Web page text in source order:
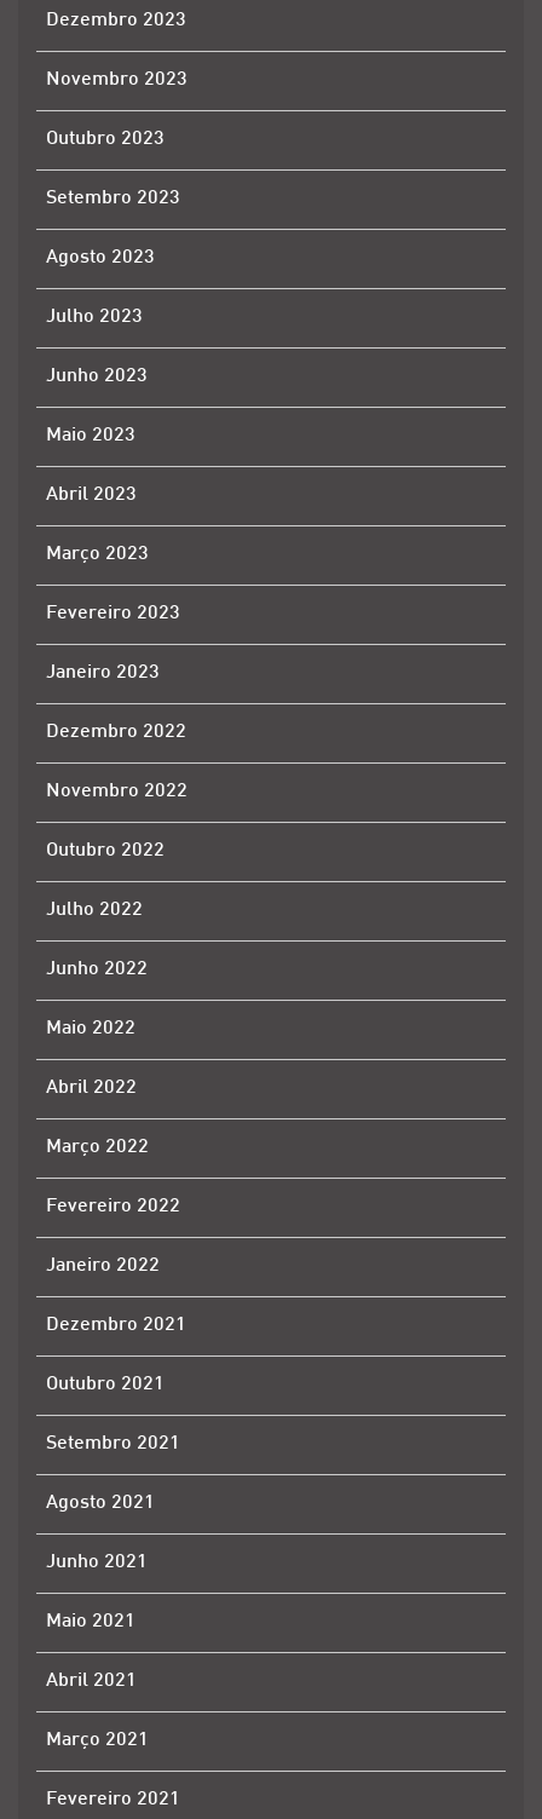
Dezembro 2023
Novembro 2023
Outubro 2023
Setembro 2023
Agosto 2023
Julho 2023
Junho 2023
Maio 2023
Abril 2023
Março 2023
Fevereiro 2023
Janeiro 2023
Dezembro 2022
Novembro 2022
Outubro 2022
Julho 2022
Junho 2022
Maio 2022
Abril 2022
Março 2022
Fevereiro 2022
Janeiro 2022
Dezembro 2021
Outubro 2021
Setembro 2021
Agosto 2021
Junho 2021
Maio 2021
Abril 2021
Março 2021
Fevereiro 2021